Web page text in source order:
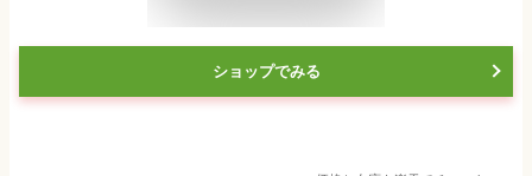
ショップでみる